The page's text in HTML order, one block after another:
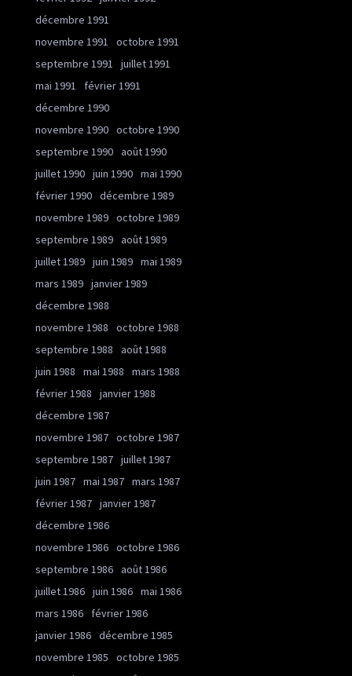
décembre 1991
novembre 1991
octobre 1991
septembre 1991
juillet 1991
mai 1991
février 1991
décembre 1990
novembre 1990 octobre 1990
septembre 1990 août 1990
juillet 1990 juin 1990 mai 1990
février 1990 décembre 1989
novembre 1989 octobre 1989
septembre 1989 août 1989
juillet 1989 juin 1989 mai 1989
mars 1989 janvier 1989
décembre 1988
novembre 1988
octobre 1988
septembre 1988
août 1988
juin 1988
mai 1988
mars 1988
février 1988
janvier 1988
décembre 1987
novembre 1987 octobre 1987
septembre 1987 juillet 1987
juin 1987 mai 1987 mars 1987
février 1987 janvier 1987
décembre 1986
novembre 1986 octobre 1986
septembre 1986 août 1986
juillet 1986 juin 1986 mai 1986
mars 1986
février 1986
janvier 1986 décembre 1985
novembre 1985
octobre 1985